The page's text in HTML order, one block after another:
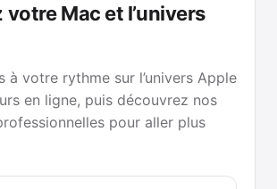
Mac et l’univers
à votre rythme sur l’univers Apple
en ligne, puis découvrez nos
pour aller plus